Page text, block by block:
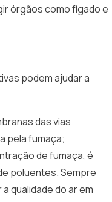
órgãos como fígado e
podem ajudar a
das vias
pela fumaça;
de fumaça, é
poluentes. Sempre
qualidade do ar em